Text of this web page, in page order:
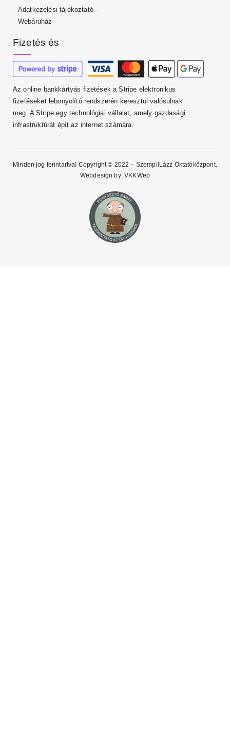
Adatkezelési tájékoztató –
Webáruház
Fizetés és
Az online bankkártyás fizetések a Stripe elektronikus
fizetéseket lebonyolító rendszerén keresztül valósulnak
meg. A Stripe egy technológiai vállalat, amely gazdasági
infrastruktúrát épít az internet számára.
Minden jog fenntartva! Copyright © 2022 – SzempilLázz Oktatóközpont.
Webdesign by:VKKWeb